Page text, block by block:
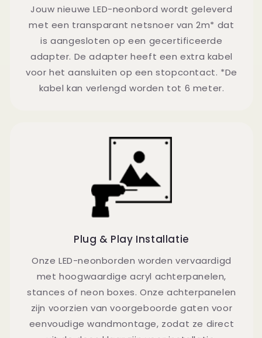
Jouw nieuwe LED-neonbord wordt geleverd
met een transparant netsnoer van 2m* dat
is aangesloten op een gecertificeerde
adapter. De adapter heeft een extra kabel
voor het aansluiten op een stopcontact. *De
kabel kan verlengd worden tot 6 meter.
Plug & Play Installatie
Onze LED-neonborden worden vervaardigd
met hoogwaardige acryl achterpanelen,
stances of neon boxes. Onze achterpanelen
zijn voorzien van voorgeboorde gaten voor
eenvoudige wandmontage, zodat ze direct